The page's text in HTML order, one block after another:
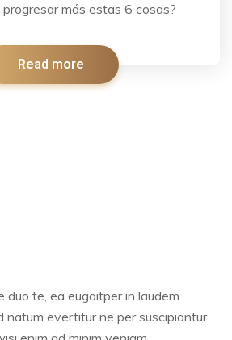
más estas 6 cosas?
Read more
duo te, ea eugaitper in laudem
natum evertitur ne per suscipiantur